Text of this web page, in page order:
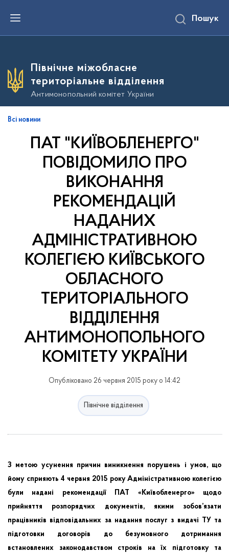
е
о
о
в
Пошук
Північне міжобласне
територіальне відділення
Антимонопольний комітет України
Всі новини
ПАТ "КИЇВОБЛЕНЕРГО"
ПОВІДОМИЛО ПРО
ВИКОНАННЯ
РЕКОМЕНДАЦІЙ
НАДАНИХ
АДМІНІСТРАТИВНОЮ
КОЛЕГІЄЮ КИЇВСЬКОГО
ОБЛАСНОГО
ТЕРИТОРІАЛЬНОГО
ВІДДІЛЕННЯ
АНТИМОНОПОЛЬНОГО
КОМІТЕТУ УКРАЇНИ
Опубліковано 26 червня 2015 року о 14:42
Північне відділення
З метою усунення причин виникнення порушень і умов, що
йому сприяють 4 червня 2015 року Адміністративною колегією
були надані рекомендації ПАТ «Київобленерго» щодо
прийняття розпорядчих документів, якими зобов’язати
працівників відповідальних за надання послуг з видачі ТУ та
підготовки договорів до безумовного дотримання
встановлених законодавством строків на їх підготовку та